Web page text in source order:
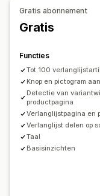
Dashboard
Aan winkelwagen
Aangepaste branding
Meerdere talen
E-
Prijsmeldingen
Vraag van klanten
Voorraadtracking
Gratis abonnement
Gratis
Functies
Tot 100
Knop en pictogram
Detectie van
productpagina
Verlanglijstpagina en
Verlanglijst delen op
Taal
Basisinzichten